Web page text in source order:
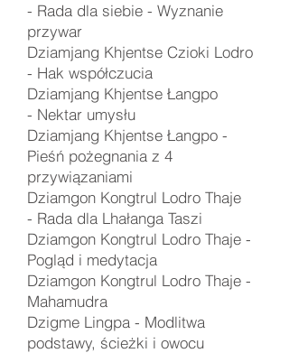
- Rada dla siebie - Wyznanie
przywar
Dziamjang Khjentse Czioki Lodro
- Hak współczucia
Dziamjang Khjentse Łangpo
- Nektar umysłu
Dziamjang Khjentse Łangpo -
Pieśń pożegnania z 4
przywiązaniami
Dziamgon Kongtrul Lodro Thaje
- Rada dla Lhałanga Taszi
Dziamgon Kongtrul Lodro Thaje -
Pogląd i medytacja
Dziamgon Kongtrul Lodro Thaje -
Mahamudra
Dzigme Lingpa - Modlitwa
podstawy, ścieżki i owocu